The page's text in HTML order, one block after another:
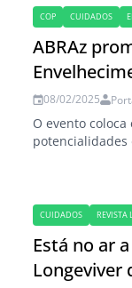
COP CUIDADOS
ABRAz
08/02/2025
O evento
CUIDADOS REVISTA
Está no ar
Longeviver